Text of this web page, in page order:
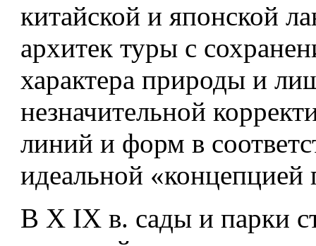
китайской и японской
архитек­ туры с
характера природы и
незначительной
линий и форм в
идеальной
В X IX в. сады и парки